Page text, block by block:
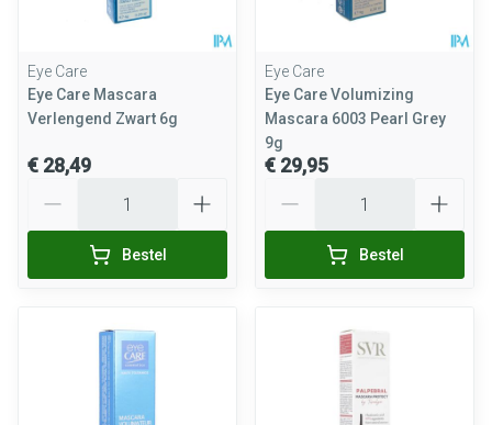
Eye Care
Eye Care Mascara
Verlengend Zwart 6g
€ 28,49
Bestel
Eye Care
Eye Care Volumizing
Mascara 6003 Pearl Grey
9g
€ 29,95
Bestel